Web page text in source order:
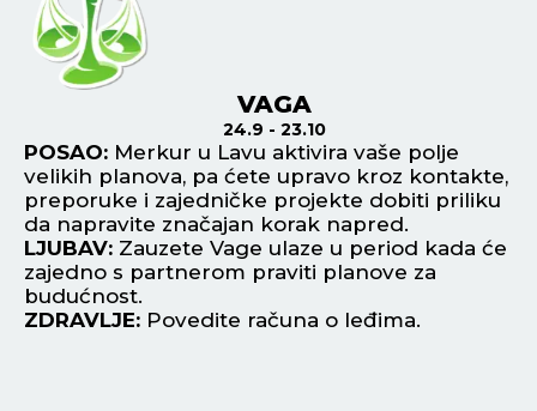
VAGA
24.9 - 23.10
POSAO: Merkur u Lavu aktivira vaše polje
velikih planova, pa ćete upravo kroz kontakte,
preporuke i zajedničke projekte dobiti priliku
da napravite značajan korak napred.
LJUBAV: Zauzete Vage ulaze u period kada će
zajedno s partnerom praviti planove za
budućnost.
ZDRAVLJE: Povedite računa o leđima.